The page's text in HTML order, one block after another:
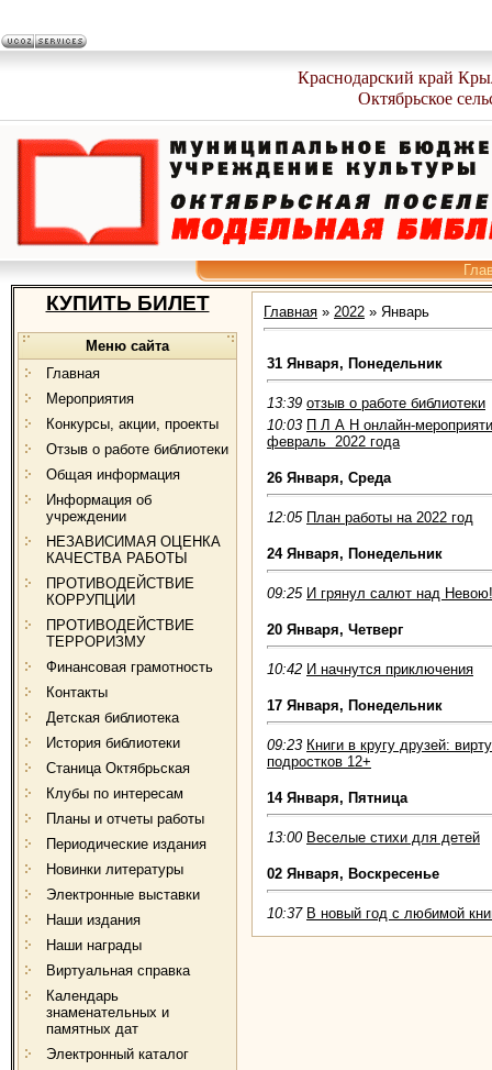
Краснодарский край
Октябрьское
КУПИТЬ БИЛЕТ
Меню сайта
Главная
Мероприятия
Конкурсы, акции, проекты
Отзыв о работе библиотеки
Общая информация
Информация об
учреждении
НЕЗАВИСИМАЯ ОЦЕНКА
КАЧЕСТВА РАБОТЫ
ПРОТИВОДЕЙСТВИЕ
КОРРУПЦИИ
ПРОТИВОДЕЙСТВИЕ
ТЕРРОРИЗМУ
Финансовая грамотность
Контакты
Детская библиотека
История библиотеки
Станица Октябрьская
Клубы по интересам
Планы и отчеты работы
Периодические издания
Новинки литературы
Электронные выставки
Наши издания
Наши награды
Виртуальная справка
Календарь
знаменательных и
памятных дат
Электронный каталог
Главная » 2022 » Январь
31 Января, Понедельник
13:39 отзыв о работе библиотеки
10:03 П Л А Н онлайн-
февраль 2022 года
26 Января, Среда
12:05 План работы на 2022 год
24 Января, Понедельник
09:25 И грянул салют над Невою!
20 Января, Четверг
10:42 И начнутся приключения
17 Января, Понедельник
09:23 Книги в кругу друзей:
подростков 12+
14 Января, Пятница
13:00 Веселые стихи для детей
02 Января, Воскресенье
10:37 В новый год с любимой